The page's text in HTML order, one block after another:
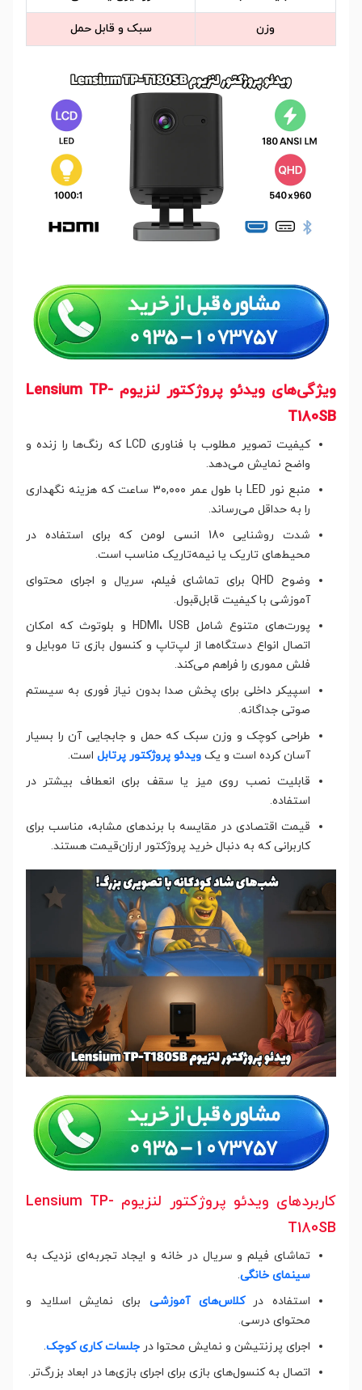
وزن سبک و قابل حمل
ویژگی‌های ویدئو پروژکتور لنزیوم Lensium TP-
T180SB
کیفیت تصویر مطلوب با فناوری LCD که رنگ‌ها را زنده و
واضح نمایش می‌دهد.
منبع نور LED با طول عمر ۳۰,۰۰۰ ساعت که هزینه نگهداری
را به حداقل می‌رساند.
شدت روشنایی 180 انسی لومن که برای استفاده در
محیط‌های تاریک یا نیمه‌تاریک مناسب است.
وضوح QHD برای تماشای فیلم، سریال و اجرای محتوای
آموزشی با کیفیت قابل‌قبول.
پورت‌های متنوع شامل HDMI، USB و بلوتوث که امکان
اتصال انواع دستگاه‌ها از لپ‌تاپ و کنسول بازی تا موبایل و
فلش مموری را فراهم می‌کند.
اسپیکر داخلی برای پخش صدا بدون نیاز فوری به سیستم
صوتی جداگانه.
طراحی کوچک و وزن سبک که حمل و جابجایی آن را بسیار
آسان کرده است و یک ویدئو پروژکتور پرتابل است.
قابلیت نصب روی میز یا سقف برای انعطاف بیشتر در
استفاده.
قیمت اقتصادی در مقایسه با برندهای مشابه، مناسب برای
کاربرانی که به دنبال خرید پروژکتور ارزان‌قیمت هستند.
کاربردهای ویدئو پروژکتور لنزیوم Lensium TP-
T180SB
تماشای فیلم و سریال در خانه و ایجاد تجربه‌ای نزدیک به
سینمای خانگی.
استفاده درکلاس‌های آموزشی برای نمایش اسلاید و
محتوای درسی.
اجرای پرزنتیشن و نمایش محتوا در جلسات کاری کوچک.
اتصال به کنسول‌های بازی برای اجرای بازی‌ها در ابعاد بزرگ‌تر.